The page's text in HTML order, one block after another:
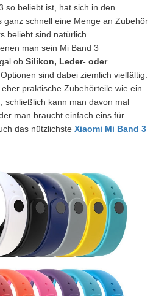
so beliebt ist, hat sich in den
ganz schnell eine Menge an Zubehör
beliebt sind natürlich
man sein Mi Band 3
ob Silikon, Leder- oder
Optionen sind dabei ziemlich vielfältig.
praktische Zubehörteile wie ein
schließlich kann man davon mal
man braucht einfach eins für
das nützlichste Xiaomi Mi Band 3